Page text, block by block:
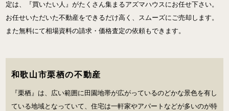
定は、『買いたい人』がたくさん集まるアズマハウスにお任せ下さい。
お任せいただいた不動産をできるだけ高く、スムーズにご売却します。
また無料にて相場資料の請求・価格査定の依頼もできます。
和歌山市栗栖の不動産
『栗栖』は、広い範囲に田園地帯が広がっているのどかな景色を有し
ている地域となっていて、住宅は一軒家やアパートなどが多いのが特